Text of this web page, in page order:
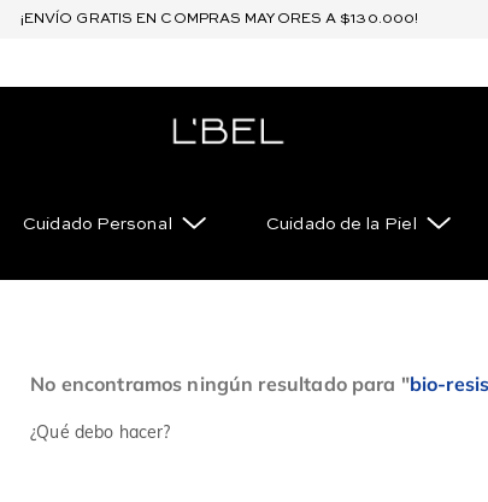
Cuidado Personal Cuidado de la Piel
¡ENVÍO GRATIS EN COMPRAS MAYORES A $130.000!
No encontramos ningún resultado para "bio-
¿Qué debo hacer?